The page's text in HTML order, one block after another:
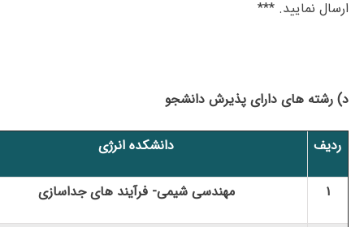
ارسال نمایید. ***
د) رشته های دارای پذیرش دانشجو
ردیف دانشکده انرژی
۱ مهندسی شیمی- فرآیند های جداسازی